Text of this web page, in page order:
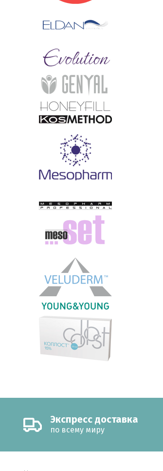
Экспресс доставка
по всему миру